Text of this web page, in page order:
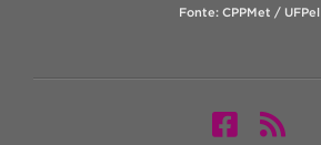
Fonte: CPPMet / UFPel